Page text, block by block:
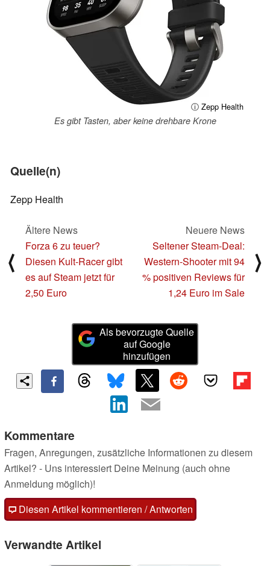
ⓘ Zepp Health
Es gibt Tasten, aber keine drehbare Krone
Quelle(n)
Zepp Health
⟨
Ältere News
Forza 6 zu teuer?
Diesen Kult-Racer gibt
es auf Steam jetzt für
2,50 Euro
Neuere News
Seltener Steam-Deal:
Western-Shooter mit 94
% positiven Reviews für
1,24 Euro im Sale
⟩
Als bevorzugte Quelle
auf Google
hinzufügen
Kommentare
Fragen, Anregungen, zusätzliche Informationen zu diesem
Artikel? - Uns interessiert Deine Meinung (auch ohne
Anmeldung möglich)!
Diesen Artikel kommentieren / Antworten
Verwandte Artikel